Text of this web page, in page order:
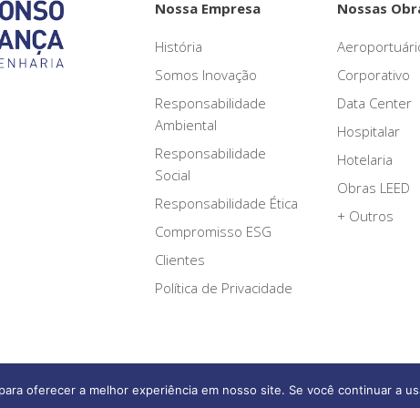
Nossa Empresa
História
Somos Inovação
Responsabilidade
Ambiental
Responsabilidade
Social
Responsabilidade Ética
Compromisso ESG
Clientes
Política de Privacidade
Nossas
Corporativo
Data Center
Hospitalar
Hotelaria
Obras LEED
+ Outros
Afonso França Engenharia ©
oferecer a melhor experiência em nosso site. Se você continuar a